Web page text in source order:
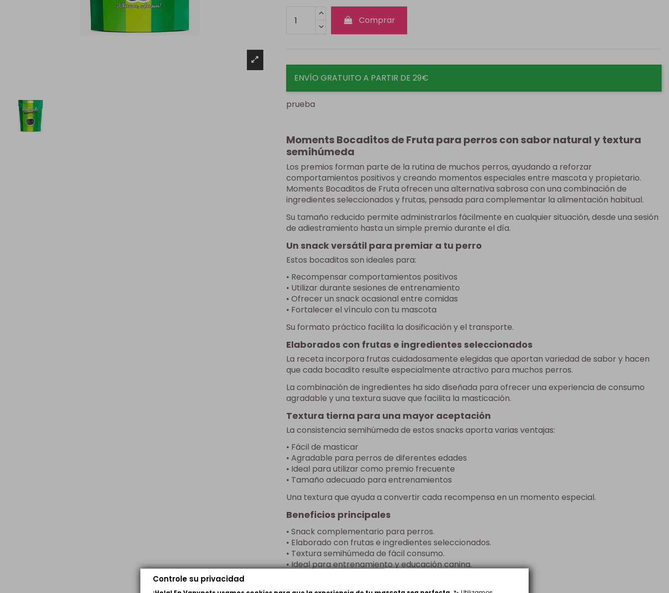
Comprar
ENVÍO GRATUITO A PARTIR DE 29€
prueba
Moments Bocaditos de Fruta para perros con sabor natural y textura
semihúmeda
Los premios forman parte de la rutina de muchos perros, ayudando a reforzar
comportamientos positivos y creando momentos especiales entre mascota y propietario.
Moments Bocaditos de Fruta ofrecen una alternativa sabrosa con una combinación de
ingredientes seleccionados y frutas, pensada para complementar la alimentación habitual.
Su tamaño reducido permite administrarlos fácilmente en cualquier situación, desde una sesión
de adiestramiento hasta un simple premio durante el día.
Un snack versátil para premiar a tu perro
Estos bocaditos son ideales para:
• Recompensar comportamientos positivos
• Utilizar durante sesiones de entrenamiento
• Ofrecer un snack ocasional entre comidas
• Fortalecer el vínculo con tu mascota
Su formato práctico facilita la dosificación y el transporte.
Elaborados con frutas e ingredientes seleccionados
La receta incorpora frutas cuidadosamente elegidas que aportan variedad de sabor y hacen
que cada bocadito resulte especialmente atractivo para muchos perros.
La combinación de ingredientes ha sido diseñada para ofrecer una experiencia de consumo
agradable y una textura suave que facilita la masticación.
Textura tierna para una mayor aceptación
La consistencia semihúmeda de estos snacks aporta varias ventajas:
• Fácil de masticar
• Agradable para perros de diferentes edades
• Ideal para utilizar como premio frecuente
• Tamaño adecuado para entrenamientos
Una textura que ayuda a convertir cada recompensa en un momento especial.
Beneficios principales
• Snack complementario para perros.
• Elaborado con frutas e ingredientes seleccionados.
• Textura semihúmeda de fácil consumo.
• Ideal para entrenamiento y educación canina.
• Alta aceptación entre perros de diferentes razas y tamaños.
Controle su privacidad